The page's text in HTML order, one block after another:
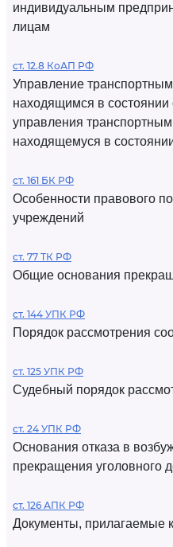
индивидуальным
лицам
ст. 12.8 КоАП РФ
Управление
находящимся в состоянии
управления
находящемуся в
ст. 161 БК РФ
Особенности правового
учреждений
ст. 77 ТК РФ
Общие основания
ст. 144 УПК РФ
Порядок рассмотрения
ст. 125 УПК РФ
Судебный порядок
ст. 24 УПК РФ
Основания отказа в
прекращения уголовного
ст. 126 АПК РФ
Документы, прилагаемые